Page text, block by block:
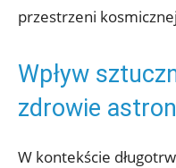
przestrzeni
Wpływ
zdrowie
W kontekście